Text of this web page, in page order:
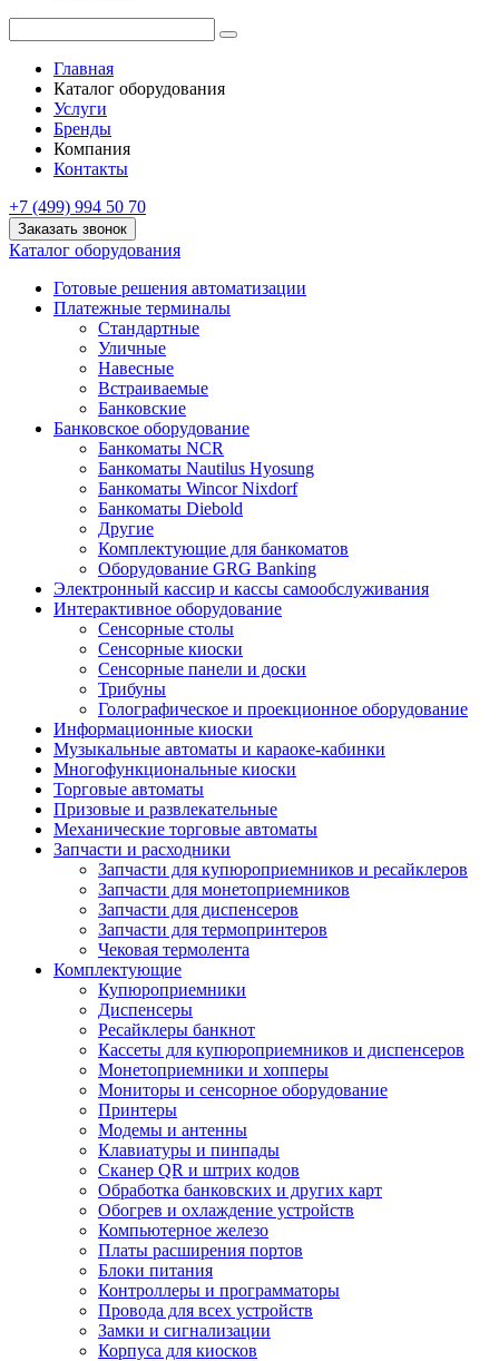
Главная
Каталог оборудования
Услуги
Бренды
Компания
Контакты
+7 (499) 994 50 70
Заказать звонок
Каталог оборудования
Готовые решения автоматизации
Платежные терминалы
Стандартные
Уличные
Навесные
Встраиваемые
Банковские
Банковское оборудование
Банкоматы NCR
Банкоматы Nautilus Hyosung
Банкоматы Wincor Nixdorf
Банкоматы Diebold
Другие
Комплектующие для банкоматов
Оборудование GRG Banking
Электронный кассир и кассы самообслуживания
Интерактивное оборудование
Сенсорные столы
Сенсорные киоски
Сенсорные панели и доски
Трибуны
Голографическое и проекционное оборудование
Информационные киоски
Музыкальные автоматы и караоке-кабинки
Многофункциональные киоски
Торговые автоматы
Призовые и развлекательные
Механические торговые автоматы
Запчасти и расходники
Запчасти для купюроприемников и ресайклеров
Запчасти для монетоприемников
Запчасти для диспенсеров
Запчасти для термопринтеров
Чековая термолента
Комплектующие
Купюроприемники
Диспенсеры
Ресайклеры банкнот
Кассеты для купюроприемников и диспенсеров
Монетоприемники и хопперы
Мониторы и сенсорное оборудование
Принтеры
Модемы и антенны
Клавиатуры и пинпады
Сканер QR и штрих кодов
Обработка банковских и других карт
Обогрев и охлаждение устройств
Компьютерное железо
Платы расширения портов
Блоки питания
Контроллеры и программаторы
Провода для всех устройств
Замки и сигнализации
Корпуса для киосков